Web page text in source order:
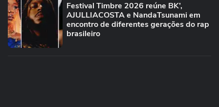
Festival Timbre 2026 reúne BK’,
AJULLIACOSTA e NandaTsunami em
encontro de diferentes gerações do rap
brasileiro